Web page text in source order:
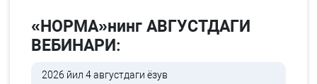
«НОРМА»нинг АВГУСТДАГИ
ВЕБИНАРИ:
2026 йил 4 августдаги ёзув